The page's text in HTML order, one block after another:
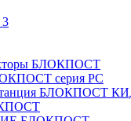
3
БЛОКПОСТ
серия РС
станция БЛОКПОСТ